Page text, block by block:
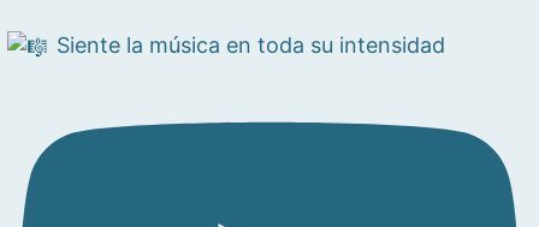
Siente la música en toda su intensidad